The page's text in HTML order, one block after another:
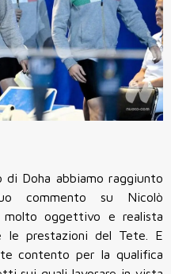
di Doha abbiamo raggiunto
commento su Nicolò
molto oggettivo e realista
le prestazioni del Tete. E
contento per la qualifica